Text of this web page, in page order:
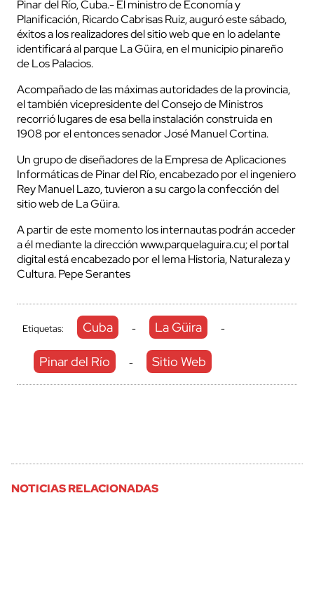
Pinar del Río, Cuba.- El ministro de Economía y
Planificación, Ricardo Cabrisas Ruiz, auguró este sábado,
éxitos a los realizadores del sitio web que en lo adelante
identificará al parque La Güira, en el municipio pinareño
de Los Palacios.
Acompañado de las máximas autoridades de la provincia,
el también vicepresidente del Consejo de Ministros
recorrió lugares de esa bella instalación construida en
1908 por el entonces senador José Manuel Cortina.
Un grupo de diseñadores de la Empresa de Aplicaciones
Informáticas de Pinar del Río, encabezado por el ingeniero
Rey Manuel Lazo, tuvieron a su cargo la confección del
sitio web de La Güira.
A partir de este momento los internautas podrán acceder
a él mediante la dirección www.parquelaguira.cu; el portal
digital está encabezado por el lema Historia, Naturaleza y
Cultura. Pepe Serantes
Etiquetas: Cuba - La Güira -
Pinar del Río - Sitio Web
NOTICIAS RELACIONADAS